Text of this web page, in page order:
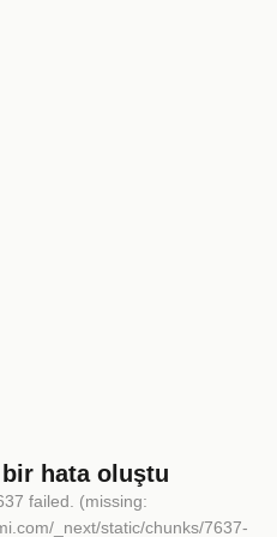
hata oluştu
failed. (missing:
_next/static/chunks/7637-